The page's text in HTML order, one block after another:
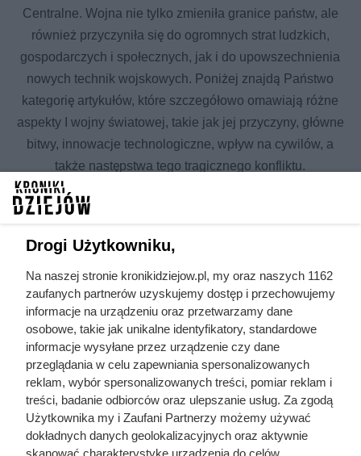
Centralne. Wojna nie tylko zmieniła granice państw, ale
również przyczyniła się do ogromnych strat ludzkich,
gospodarczych i społecznych, jak i do upowszechnienia
nowych technik wojskowych. Poniżej znajdą Państwo
kategorię artykułów, które szczegółowo omawiają różne
aspekty I wojny światowej, takie jak jej przyczyny, główne
bitwy, innowacje technologiczne, wpływ na cywilów, a
także następstwa tego tragicznego konfliktu.
Wszystkie artykuły w temacie I
wojna światowa
Józef Piłsudski
rewolucja
październikowa
II wojna światowa
ważne bitwy
historyczne
terror w historii świata
traktaty
międzynarodowe
przyczyny ważnych
wydarzeń
historycznych
strategia działań
wojennych
Drogi Użytkowniku,
Na naszej stronie kronikidziejow.pl, my oraz naszych 1162
zaufanych partnerów uzyskujemy dostęp i przechowujemy
informacje na urządzeniu oraz przetwarzamy dane
osobowe, takie jak unikalne identyfikatory, standardowe
informacje wysyłane przez urządzenie czy dane
przeglądania w celu zapewniania spersonalizowanych
reklam, wybór spersonalizowanych treści, pomiar reklam i
treści, badanie odbiorców oraz ulepszanie usług. Za zgodą
Użytkownika my i Zaufani Partnerzy możemy używać
dokładnych danych geolokalizacyjnych oraz aktywnie
skanować charakterystykę urządzenia do celów